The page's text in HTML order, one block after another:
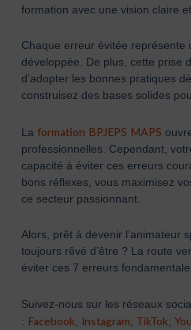
formation avec une vision claire
Chaque erreur évitée représente
développée. De plus, cette prise
d’adopter les bonnes pratiques
construisez des bases solides
La formation BPJEPS MAPS
professionnelles. Cependant,
capacité à éviter ces erreurs
bons réflexes, vous maximisez
ce secteur passionnant.
Alors, prêt à devenir l’animateur
toujours rêvé d’être ? La route
éviter ces 7 erreurs
Suivez-nous sur les réseaux
: Facebook, Instagram TikTok,